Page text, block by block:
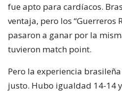
fue apto para cardíacos.
ventaja, pero los “Guerreros
pasaron a ganar por la
tuvieron match point.
Pero la experiencia
justo. Hubo igualdad 14-14